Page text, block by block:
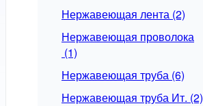
Нержавеющая лента (2)
Нержавеющая проволока
(1)
Нержавеющая труба (6)
Нержавеющая труба Ит. (2)